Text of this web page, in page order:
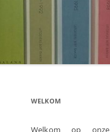
WELKOM
Welkom op